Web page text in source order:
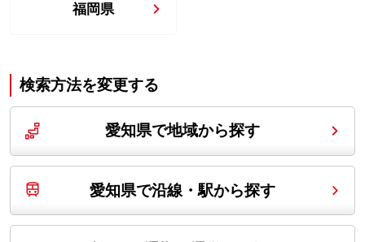
福岡県
検索方法を変更する
愛知県で地域から探す
愛知県で沿線・駅から探す